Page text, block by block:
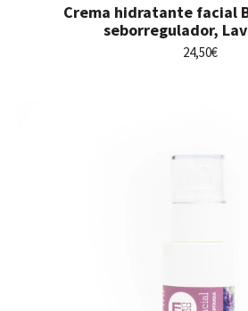
Crema hidratante facial
seborregulador,
24,50€